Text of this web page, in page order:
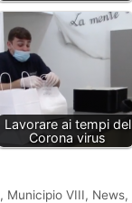
Lavorare ai tempi del
Corona virus
, Municipio VIII, News,